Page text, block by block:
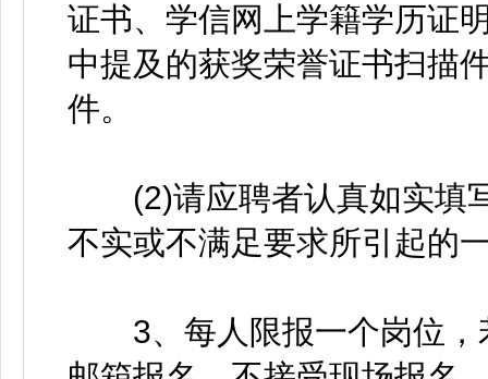
证书、学信网上学籍学历证
中提及的获奖荣誉证书扫描
件。
(2)请应聘者认真如实填
不实或不满足要求所引起的
3、每人限报一个岗位，